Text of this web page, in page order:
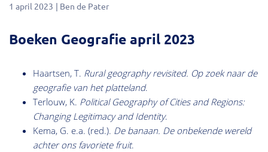
1 april 2023 Ben de Pater
Boeken Geografie april 2023
Haartsen, T. Rural geography revisited. Op zoek naar de
geografie van het platteland.
Terlouw, K. Political Geography of Cities and Regions:
Changing Legitimacy and Identity.
Kema, G. e.a. (red.). De banaan. De onbekende wereld
achter ons favoriete fruit.